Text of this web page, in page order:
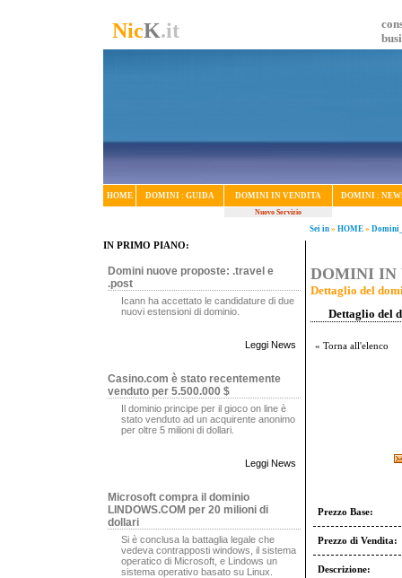
NicK.it
HOME DOMINI : GUIDA DOMINI IN VENDITA DOMINI :
Nuovo Servizio
Sei in » HOME »
IN PRIMO PIANO:
Domini nuove proposte: .travel e
.post
Icann ha accettato le candidature di due
nuovi estensioni di dominio.
Leggi News
Casino.com è stato recentemente
venduto per 5.500.000 $
Il dominio principe per il gioco on line è
stato venduto ad un acquirente anonimo
per oltre 5 milioni di dollari.
Leggi News
Microsoft compra il dominio
LINDOWS.COM per 20 milioni di
dollari
Si è conclusa la battaglia legale che
vedeva contrapposti windows, il sistema
operatico di Microsoft, e Lindows un
sistema operativo basato su Linux.
DOMINI IN
Dettaglio del
Dettaglio del
« Torna all'elenco
Prezzo Base:
Prezzo di Vendita:
Descrizione: